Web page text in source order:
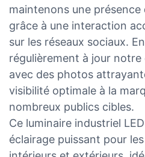
maintenons une
grâce à une interaction
sur les réseaux sociaux.
régulièrement à jour
avec des photos
visibilité optimale à la
nombreux publics cibles.
Ce luminaire industriel
éclairage puissant pour